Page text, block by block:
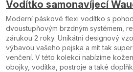
Vodítko samonavíjecí
Moderní páskové flexi vodítko s
dvoustupňovým brzdným systémem,
zárukou 2 roky. Unikátní designový
výbavou vašeho pejska a mít tak
venčení. V této kolekci nabízíme
obojky, vodítka, postroje a také